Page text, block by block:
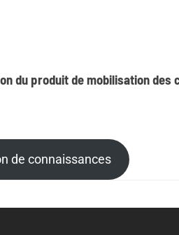
du produit de mobilisation des
de connaissances